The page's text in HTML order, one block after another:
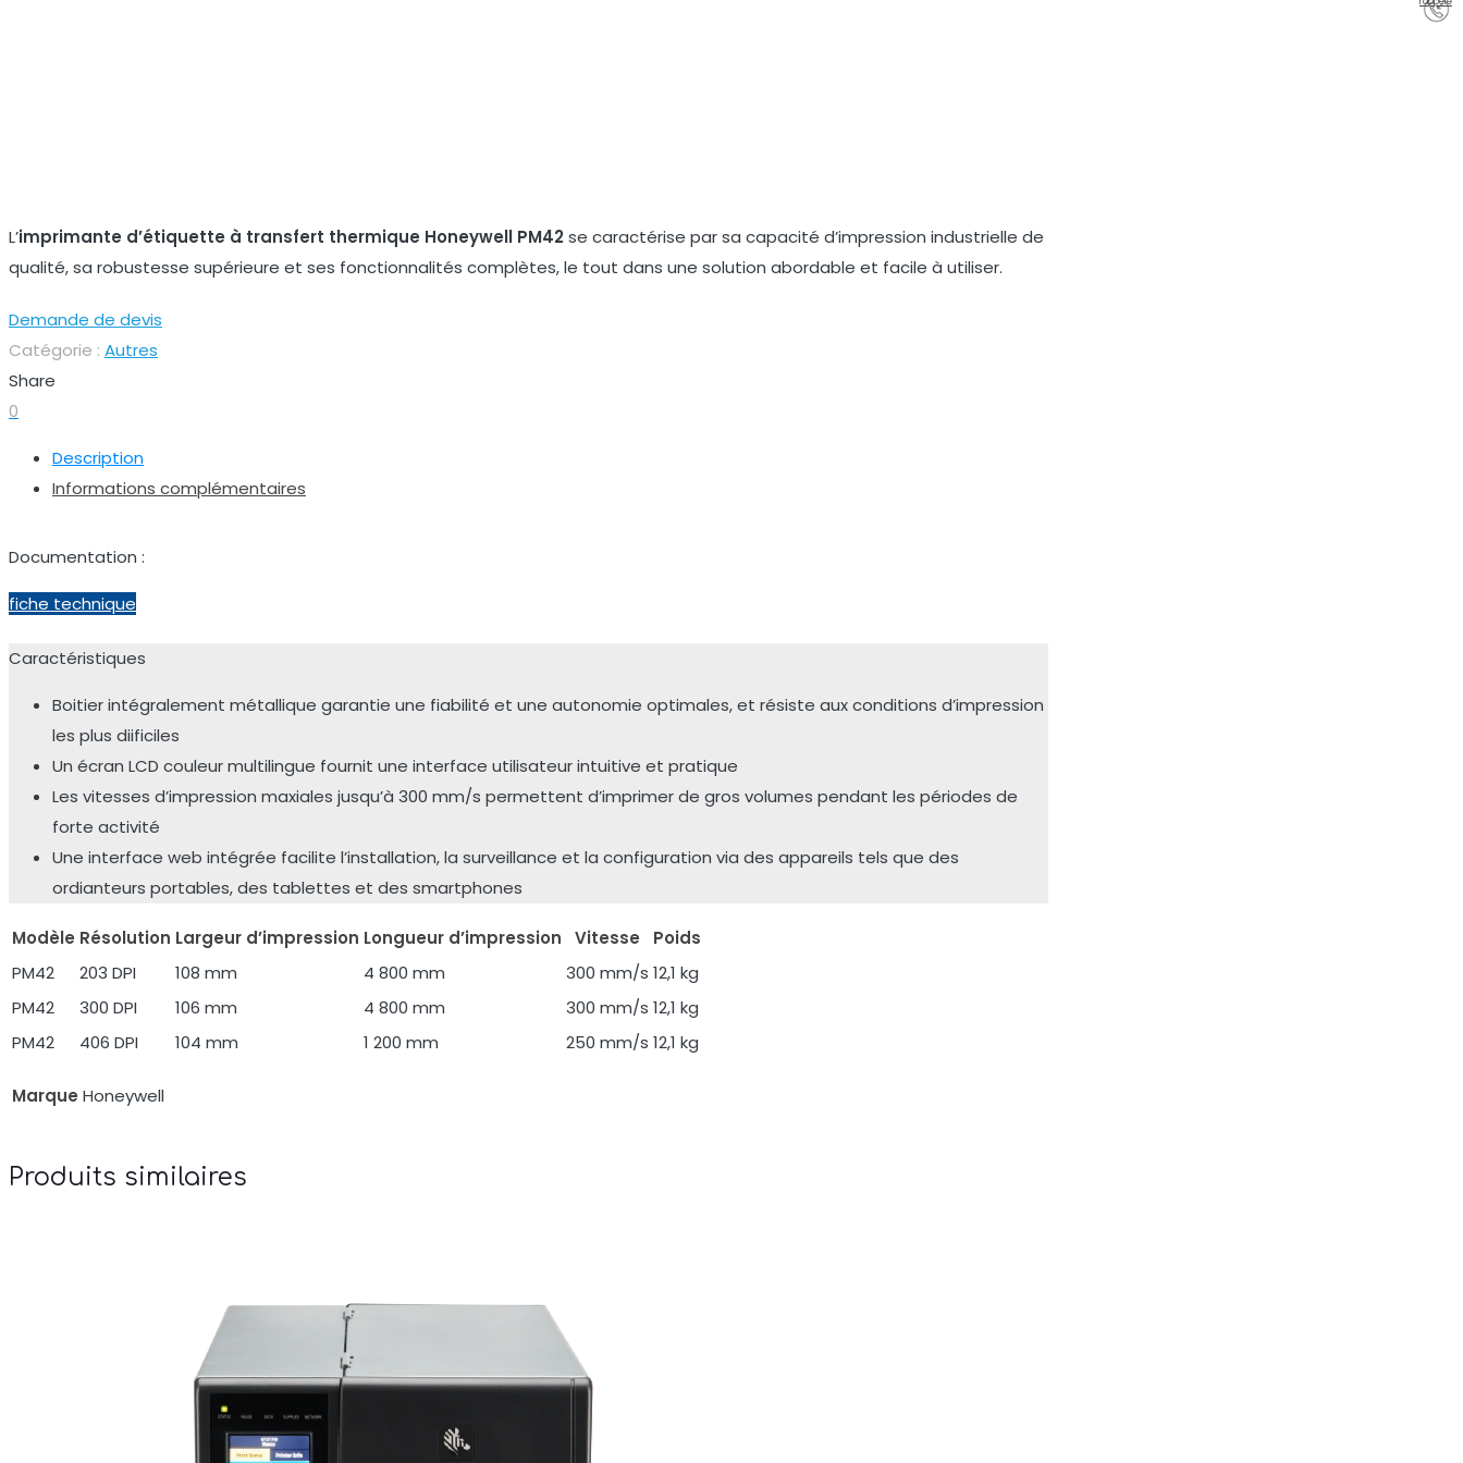
L’imprimante d’étiquette à transfert thermique Honeywell PM42se caractérise par sa capacité d’impression industrielle de
qualité, sa robustesse supérieure et ses fonctionnalités complètes, le tout dans une solution abordable et facile à utiliser.
Demande de devis
Catégorie : Autres
Share
0
Description
Informations complémentaires
Documentation :
fiche technique
Caractéristiques
Boitier intégralement métallique garantie une fiabilité et une autonomie optimales, et résiste aux conditions d’impression
les plus diificiles
Un écran LCD couleur multilingue fournit une interface utilisateur intuitive et pratique
Les vitesses d’impression maxiales jusqu’à 300 mm/s permettent d’imprimer de gros volumes pendant les périodes de
forte activité
Une interface web intégrée facilite l’installation, la surveillance et la configuration via des appareils tels que des
ordianteurs portables, des tablettes et des smartphones
Modèle Résolution Largeur d’impression Longueur d’impression Vitesse
Poids
PM42
203 DPI 108 mm 4 800 mm 300 mm/s 12,1 kg
PM42
300 DPI 106 mm 4 800 mm 300 mm/s 12,1 kg
PM42
406 DPI 104 mm 1 200 mm 250 mm/s 12,1 kg
Marque Honeywell
Produits similaires